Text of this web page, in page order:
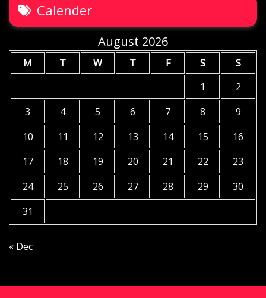
Calender
August 2026
M T W T F S
S
1
2
3
4 5 6 7 8
9
10
11 12 13 14 15
16
17
18 19 20 21 22
23
24
25 26 27 28 29
30
31
« Dec